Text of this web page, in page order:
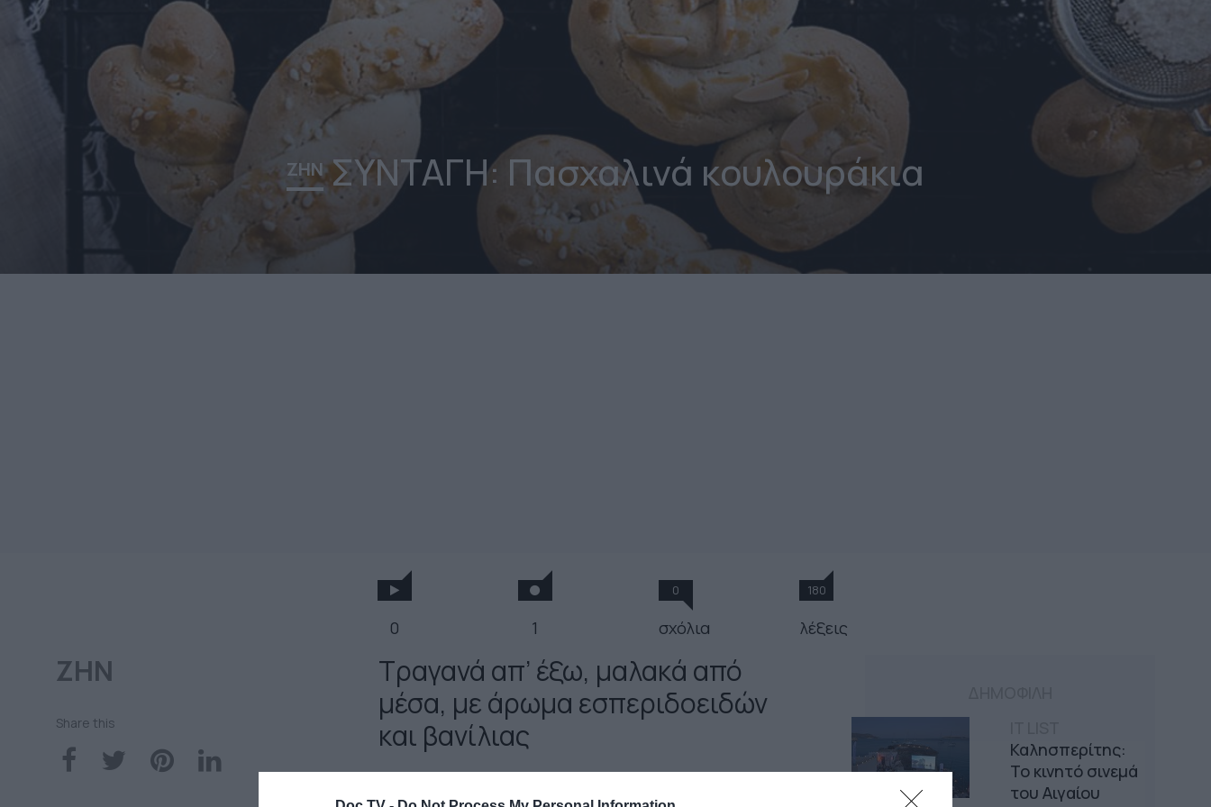
ΖΗΝΣΥΝΤΑΓΗ: Πασχαλινά κουλουράκια
0 1
0
σχόλια
180
λέξεις
ΖΗΝ
Share this
Καλησπερίτης:
Το κινητό σινεμά
του Αιγαίου
Τραγανά απ’ έξω, μαλακά από
μέσα, με άρωμα εσπεριδοειδών
και βανίλιας
ΜΑΡΙΑΝΙΝΑ ΠΑΤΣΑ